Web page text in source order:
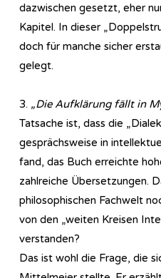
dazwischen gesetzt, eher
Kapitel. In dieser
doch für manche sicher
gelegt.
3. „Die Aufklärung fällt in
Tatsache ist, dass die
gesprächsweise in
fand, das Buch erreichte
zahlreiche Übersetzungen.
philosophischen Fachwelt
von den „weiten Kreisen
verstanden?
Das ist wohl die Frage, die